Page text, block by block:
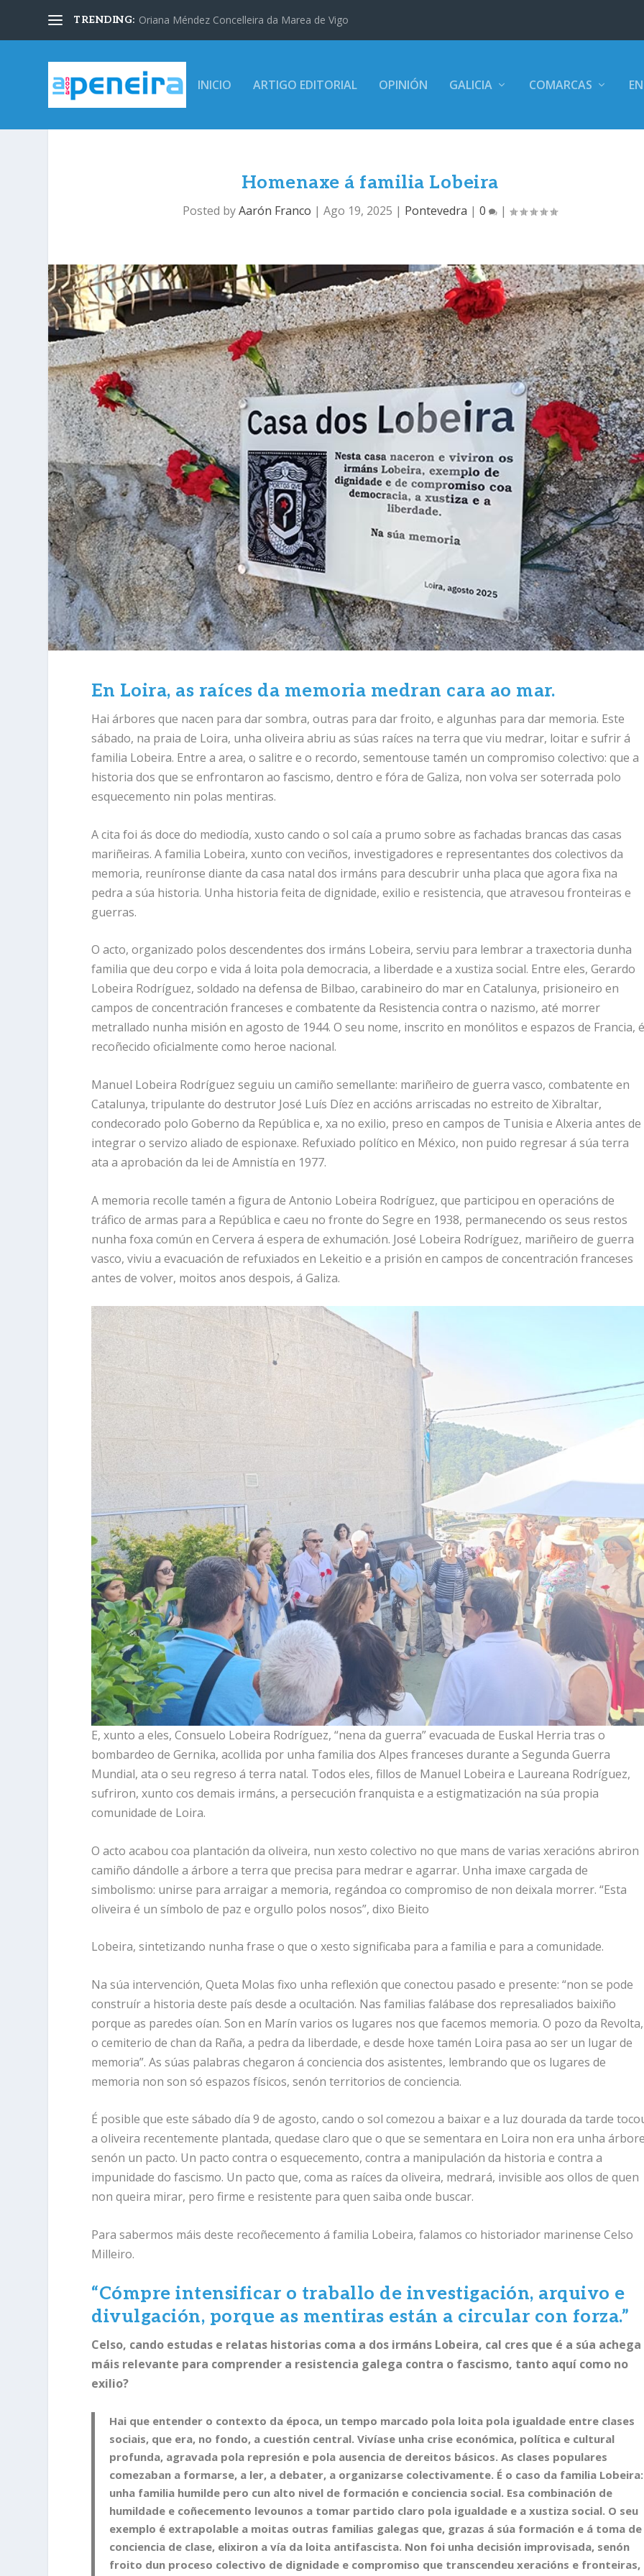
TRENDING: Oriana Méndez Concelleira da Marea de Vigo
INICIO ARTIGO EDITORIAL OPINIÓN GALICIA COMARCAS
Homenaxe á familia Lobeira
Posted byAarón Franco |Ago 19, 2025 | Pontevedra |0 |
En Loira, as raíces da memoria medran cara ao mar.
Hai árbores que nacen para dar sombra, outras para dar froito, e algunhas para dar memoria. Este
sábado, na praia de Loira, unha oliveira abriu as súas raíces na terra que viu medrar, loitar e sufrir á
familia Lobeira. Entre a area, o salitre e o recordo, sementouse tamén un compromiso colectivo: que a
historia dos que se enfrontaron ao fascismo, dentro e fóra de Galiza, non volva ser soterrada polo
esquecemento nin polas mentiras.
A cita foi ás doce do mediodía, xusto cando o sol caía a prumo sobre as fachadas brancas das casas
mariñeiras. A familia Lobeira, xunto con veciños, investigadores e representantes dos colectivos da
memoria, reuníronse diante da casa natal dos irmáns para descubrir unha placa que agora fixa na
pedra a súa historia. Unha historia feita de dignidade, exilio e resistencia, que atravesou fronteiras e
guerras.
O acto, organizado polos descendentes dos irmáns Lobeira, serviu para lembrar a traxectoria dunha
familia que deu corpo e vida á loita pola democracia, a liberdade e a xustiza social. Entre eles, Gerardo
Lobeira Rodríguez, soldado na defensa de Bilbao, carabineiro do mar en Catalunya, prisioneiro en
campos de concentración franceses e combatente da Resistencia contra o nazismo, até morrer
metrallado nunha misión en agosto de 1944. O seu nome, inscrito en monólitos e espazos de Francia,
recoñecido oficialmente como heroe nacional.
Manuel Lobeira Rodríguez seguiu un camiño semellante: mariñeiro de guerra vasco, combatente en
Catalunya, tripulante do destrutor José Luís Díez en accións arriscadas no estreito de Xibraltar,
condecorado polo Goberno da República e, xa no exilio, preso en campos de Tunisia e Alxeria antes de
integrar o servizo aliado de espionaxe. Refuxiado político en México, non puido regresar á súa terra
ata a aprobación da lei de Amnistía en 1977.
A memoria recolle tamén a figura de Antonio Lobeira Rodríguez, que participou en operacións de
tráfico de armas para a República e caeu no fronte do Segre en 1938, permanecendo os seus restos
nunha foxa común en Cervera á espera de exhumación. José Lobeira Rodríguez, mariñeiro de guerra
vasco, viviu a evacuación de refuxiados en Lekeitio e a prisión en campos de concentración franceses
antes de volver, moitos anos despois, á Galiza.
E, xunto a eles, Consuelo Lobeira Rodríguez, “nena da guerra” evacuada de Euskal Herria tras o
bombardeo de Gernika, acollida por unha familia dos Alpes franceses durante a Segunda Guerra
Mundial, ata o seu regreso á terra natal. Todos eles, fillos de Manuel Lobeira e Laureana Rodríguez,
sufriron, xunto cos demais irmáns, a persecución franquista e a estigmatización na súa propia
comunidade de Loira.
O acto acabou coa plantación da oliveira, nun xesto colectivo no que mans de varias xeracións abriron
camiño dándolle a árbore a terra que precisa para medrar e agarrar. Unha imaxe cargada de
simbolismo: unirse para arraigar a memoria, regándoa co compromiso de non deixala morrer. “Esta
oliveira é un símbolo de paz e orgullo polos nosos”, dixo Bieito
Lobeira, sintetizando nunha frase o que o xesto significaba para a familia e para a comunidade.
Na súa intervención, Queta Molas fixo unha reflexión que conectou pasado e presente: “non se pode
construír a historia deste país desde a ocultación. Nas familias falábase dos represaliados baixiño
porque as paredes oían. Son en Marín varios os lugares nos que facemos memoria. O pozo da Revolta,
o cemiterio de chan da Raña, a pedra da liberdade, e desde hoxe tamén Loira pasa ao ser un lugar de
memoria”. As súas palabras chegaron á conciencia dos asistentes, lembrando que os lugares de
memoria non son só espazos físicos, senón territorios de conciencia.
É posible que este sábado día 9 de agosto, cando o sol comezou a baixar e a luz dourada da tarde
a oliveira recentemente plantada, quedase claro que o que se sementara en Loira non era unha
senón un pacto. Un pacto contra o esquecemento, contra a manipulación da historia e contra a
impunidade do fascismo. Un pacto que, coma as raíces da oliveira, medrará, invisible aos ollos de quen
non queira mirar, pero firme e resistente para quen saiba onde buscar.
Para sabermos máis deste recoñecemento á familia Lobeira, falamos co historiador marinense Celso
Milleiro.
“Cómpre intensificar o traballo de investigación, arquivo e
divulgación, porque as mentiras están a circular con forza.”
Celso, cando estudas e relatas historias coma a dos irmáns Lobeira, cal cres que é a súa achega
máis relevante para comprender a resistencia galega contra o fascismo, tanto aquí como no
exilio?
Hai que entender o contexto da época, un tempo marcado pola loita pola igualdade entre clases
sociais, que era, no fondo, a cuestión central. Vivíase unha crise económica, política e cultural
profunda, agravada pola represión e pola ausencia de dereitos básicos. As clases populares
comezaban a formarse, a ler, a debater, a organizarse colectivamente. É o caso da familia Lobeira:
unha familia humilde pero cun alto nivel de formación e conciencia social. Esa combinación de
humildade e coñecemento levounos a tomar partido claro pola igualdade e a xustiza social. O seu
exemplo é extrapolable a moitas outras familias galegas que, grazas á súa formación e á toma de
conciencia de clase, elixiron a vía da loita antifascista. Non foi unha decisión improvisada, senón
froito dun proceso colectivo de dignidade e compromiso que transcendeu xeracións e fronteiras,